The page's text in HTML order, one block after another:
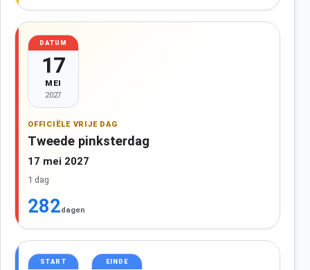
DATUM
17
MEI
2027
OFFICIËLE VRIJE DAG
Tweede pinksterdag
17 mei 2027
1 dag
282dagen
START EINDE